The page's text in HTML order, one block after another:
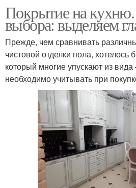
Покрытие на
выбора: выделяем
Прежде, чем сравнивать
чистовой отделки пола, хотелось
который многие упускают из
необходимо учитывать при